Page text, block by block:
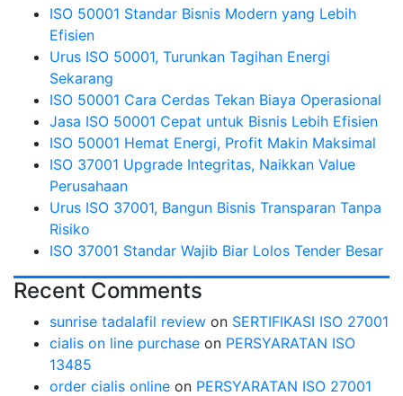
ISO 50001 Standar Bisnis Modern yang Lebih
Efisien
Urus ISO 50001, Turunkan Tagihan Energi
Sekarang
ISO 50001 Cara Cerdas Tekan Biaya Operasional
Jasa ISO 50001 Cepat untuk Bisnis Lebih Efisien
ISO 50001 Hemat Energi, Profit Makin Maksimal
ISO 37001 Upgrade Integritas, Naikkan Value
Perusahaan
Urus ISO 37001, Bangun Bisnis Transparan Tanpa
Risiko
ISO 37001 Standar Wajib Biar Lolos Tender Besar
Recent Comments
sunrise tadalafil review on SERTIFIKASI ISO 27001
cialis on line purchase on PERSYARATAN ISO
13485
order cialis online on PERSYARATAN ISO 27001